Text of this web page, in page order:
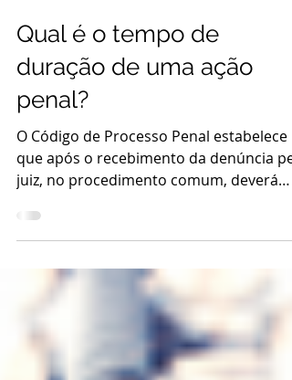
Qual é o tempo de
duração de uma ação
O Código de Processo Penal estabelece
juiz, no procedimento comum, deverá
este designar audiência...